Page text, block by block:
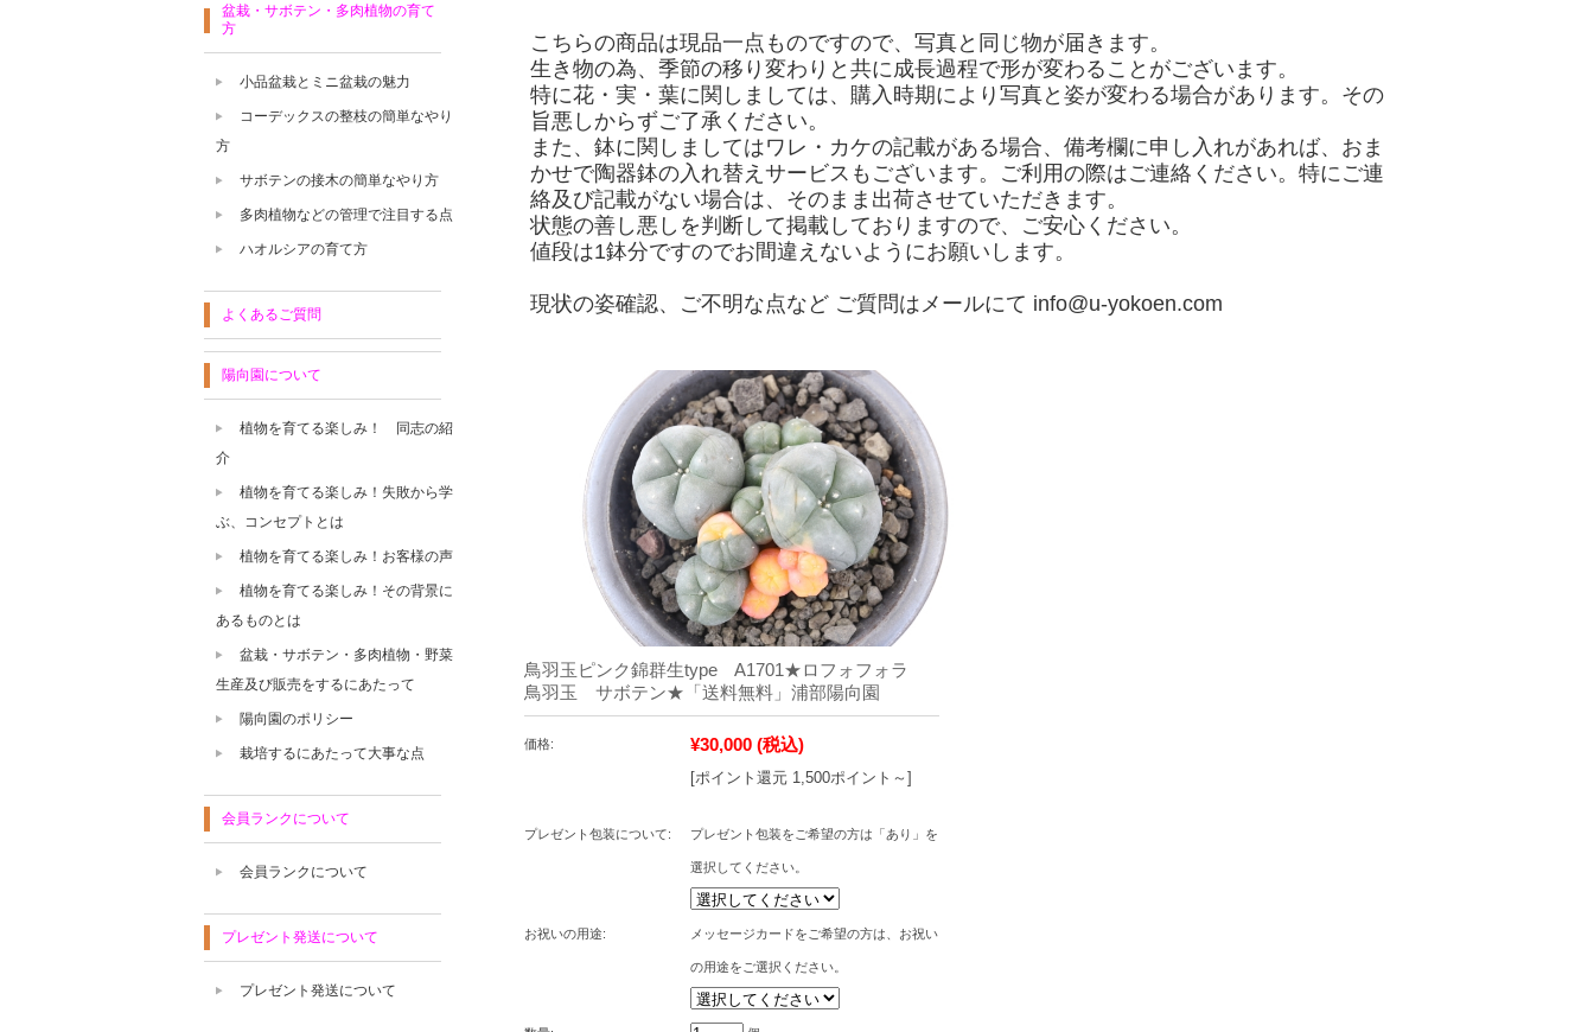
こちらの商品は現品一点ものですので、写真と同じ物が届きます。
生き物の為、季節の移り変わりと共に成長過程で形が変わることがございます。
特に花・実・葉に関しましては、購入時期により写真と姿が変わる場合があります。その
旨悪しからずご了承ください。
また、鉢に関しましてはワレ・カケの記載がある場合、備考欄に申し入れがあれば、おま
かせで陶器鉢の入れ替えサービスもございます。ご利用の際はご連絡ください。特にご連
絡及び記載がない場合は、そのまま出荷させていただきます。
状態の善し悪しを判断して掲載しておりますので、ご安心ください。
値段は1鉢分ですのでお間違えないようにお願いします。
現状の姿確認、ご不明な点など ご質問はメールにて info@u-yokoen.com
鳥羽玉ピンク錦群生type A1701★ロフォフォラ
鳥羽玉 サボテン★「送料無料」浦部陽向園
価格: ¥30,000 (税込)
[ポイント還元 1,500ポイント～]
プレゼント包装について: プレゼント包装をご希望の方は「あり」を
選択してください。
お祝いの用途: メッセージカードをご希望の方は、お祝い
の用途をご選択ください。
盆栽・サボテン・多肉植物の育て
方
小品盆栽とミニ盆栽の魅力
コーデックスの整枝の簡単なやり
方
サボテンの接木の簡単なやり方
多肉植物などの管理で注目する点
ハオルシアの育て方
よくあるご質問
陽向園について
植物を育てる楽しみ！ 同志の紹
介
植物を育てる楽しみ！失敗から学
ぶ、コンセプトとは
植物を育てる楽しみ！お客様の声
植物を育てる楽しみ！その背景に
あるものとは
盆栽・サボテン・多肉植物・野菜
生産及び販売をするにあたって
陽向園のポリシー
栽培するにあたって大事な点
会員ランクについて
会員ランクについて
プレゼント発送について
プレゼント発送について